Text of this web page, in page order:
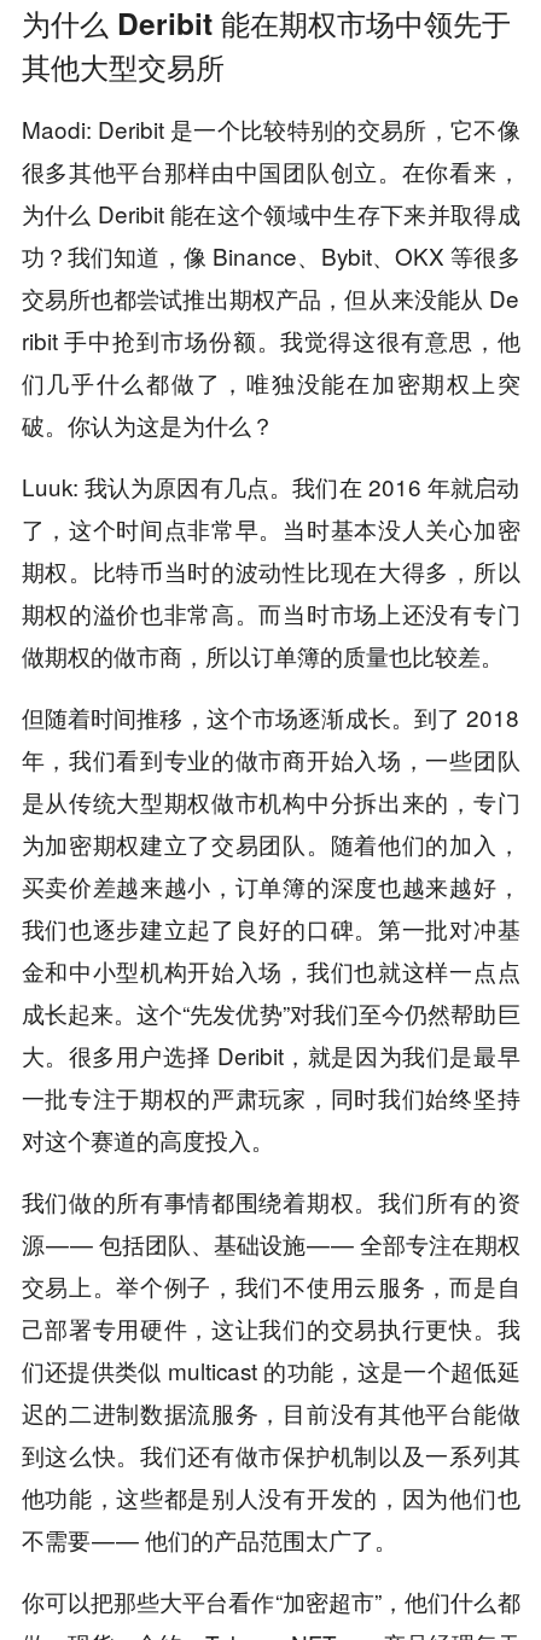
为什么 Deribit 能在期权市场中领先于
其他大型交易所
Maodi: Deribit 是一个比较特别的交易所，它不像
很多其他平台那样由中国团队创立。在你看来，
为什么 Deribit 能在这个领域中生存下来并取得成
功？我们知道，像 Binance、Bybit、OKX 等很多
交易所也都尝试推出期权产品，但从来没能从 De
ribit 手中抢到市场份额。我觉得这很有意思，他
们几乎什么都做了，唯独没能在加密期权上突
破。你认为这是为什么？
Luuk: 我认为原因有几点。我们在 2016 年就启动
了，这个时间点非常早。当时基本没人关心加密
期权。比特币当时的波动性比现在大得多，所以
期权的溢价也非常高。而当时市场上还没有专门
做期权的做市商，所以订单簿的质量也比较差。
但随着时间推移，这个市场逐渐成长。到了 2018
年，我们看到专业的做市商开始入场，一些团队
是从传统大型期权做市机构中分拆出来的，专门
为加密期权建立了交易团队。随着他们的加入，
买卖价差越来越小，订单簿的深度也越来越好，
我们也逐步建立起了良好的口碑。第一批对冲基
金和中小型机构开始入场，我们也就这样一点点
成长起来。这个“先发优势”对我们至今仍然帮助巨
大。很多用户选择 Deribit，就是因为我们是最早
一批专注于期权的严肃玩家，同时我们始终坚持
对这个赛道的高度投入。
我们做的所有事情都围绕着期权。我们所有的资
源 — — 包括团队、基础设施 — — 全部专注在期权
交易上。举个例子，我们不使用云服务，而是自
己部署专用硬件，这让我们的交易执行更快。我
们还提供类似 multicast 的功能，这是一个超低延
迟的二进制数据流服务，目前没有其他平台能做
到这么快。我们还有做市保护机制以及一系列其
他功能，这些都是别人没有开发的，因为他们也
不需要 — — 他们的产品范围太广了。
你可以把那些大平台看作“加密超市”，他们什么都